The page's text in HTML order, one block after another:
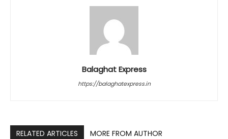
Balaghat Express
https://balaghatexpress.in
RELATED ARTICLES MORE FROM AUTHOR